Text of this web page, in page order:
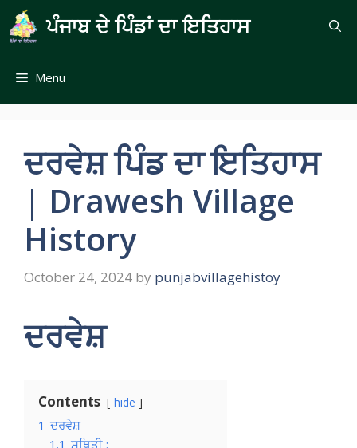
Skip
to
content
ਪੰਜਾਬ ਦੇ ਪਿੰਡਾਂ ਦਾ ਇਤਿਹਾਸ
Menu
ਦਰਵੇਸ਼ ਪਿੰਡ ਦਾ ਇਤਿਹਾਸ
| Drawesh Village
History
October 24, 2024 by punjabvillagehistoy
ਦਰਵੇਸ਼
Contents hide
1 ਦਰਵੇਸ਼
1.1 ਸਥਿਤੀ :